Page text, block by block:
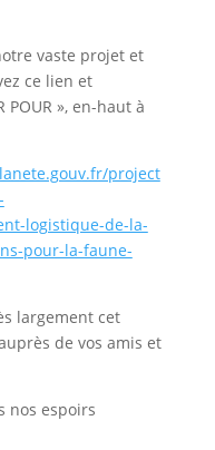
vaste projet et
ce lien et
POUR », en-haut à
project
logistique-de-la-
pour-la-faune-
largement cet
de vos amis et
nos espoirs